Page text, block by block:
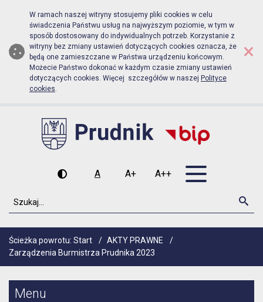
Biuletyn Informacji Publicznej
Przejdź do menu głównego
Przejdź do głównej zawartości
W ramach naszej witryny stosujemy pliki cookies w celu
świadczenia Państwu usług na najwyższym poziomie, w tym w
sposób dostosowany do indywidualnych potrzeb. Korzystanie z
witryny bez zmiany ustawień dotyczących cookies oznacza, że
będą one zamieszczane w Państwa urządzeniu końcowym.
Możecie Państwo dokonać w każdym czasie zmiany ustawień
dotyczących cookies. Więcej szczegółów w naszej Polityce
cookies.
×
Wysoki kontrast
A
Czcionka domyślna
A+
Czcionka średnia
A++
Czcionka duża
Szukaj
Ścieżka powrotu: Start / AKTY PRAWNE
/
Zarządzenia Burmistrza Prudnika 2023
Menu